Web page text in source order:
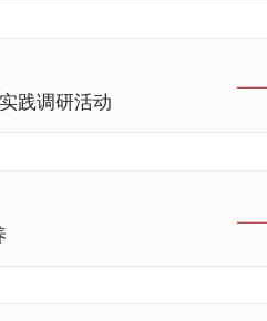
践调研活动